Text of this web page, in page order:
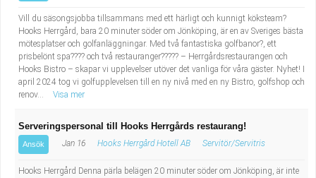
Transport
Sjuksköterska, grundutbildad
Kock, storhushåll
Undersköterska, vård- o specialavd. o mottagning
Administrativ assistent
Vill du säsongsjobba tillsammans med ett härligt och kunnigt köksteam?
Hooks Herrgård, bara 20 minuter söder om Jönköping, är en av Sveriges bästa
mötesplatser och golfanläggningar. Med två fantastiska golfbanor?, ett
prisbelönt spa???? och två restauranger????? – Herrgårdsrestaurangen och
Hooks Bistro – skapar vi upplevelser utöver det vanliga för våra gäster. Nyhet! I
april 2024 tog vi golfupplevelsen till en ny nivå med en ny Bistro, golfshop och
renov...
Visa mer
Serveringspersonal till Hooks Herrgårds restaurang!
Ansök Jan 16 Hooks Herrgård Hotell AB Servitör/Servitris
Hooks Herrgård Denna pärla belägen 20 minuter söder om Jönköping, är inte